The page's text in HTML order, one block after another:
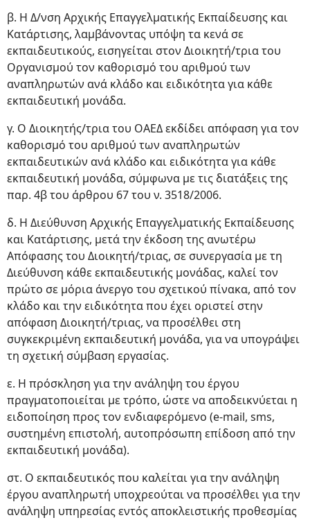
β. Η Δ/νση Αρχικής Επαγγελματικής Εκπαίδευσης και
Κατάρτισης, λαμβάνοντας υπόψη τα κενά σε
εκπαιδευτικούς, εισηγείται στον Διοικητή/τρια του
Οργανισμού τον καθορισμό του αριθμού των
αναπληρωτών ανά κλάδο και ειδικότητα για κάθε
εκπαιδευτική μονάδα.
γ. Ο Διοικητής/τρια του ΟΑΕΔ εκδίδει απόφαση για τον
καθορισμό του αριθμού των αναπληρωτών
εκπαιδευτικών ανά κλάδο και ειδικότητα για κάθε
εκπαιδευτική μονάδα, σύμφωνα με τις διατάξεις της
παρ. 4β του άρθρου 67 του ν. 3518/2006.
δ. Η Διεύθυνση Αρχικής Επαγγελματικής Εκπαίδευσης
και Κατάρτισης, μετά την έκδοση της ανωτέρω
Απόφασης του Διοικητή/τριας, σε συνεργασία με τη
Διεύθυνση κάθε εκπαιδευτικής μονάδας, καλεί τον
πρώτο σε μόρια άνεργο του σχετικού πίνακα, από τον
κλάδο και την ειδικότητα που έχει οριστεί στην
απόφαση Διοικητή/τριας, να προσέλθει στη
συγκεκριμένη εκπαιδευτική μονάδα, για να υπογράψει
τη σχετική σύμβαση εργασίας.
ε. Η πρόσκληση για την ανάληψη του έργου
πραγματοποιείται με τρόπο, ώστε να αποδεικνύεται η
ειδοποίηση προς τον ενδιαφερόμενο (e-mail, sms,
συστημένη επιστολή, αυτοπρόσωπη επίδοση από την
εκπαιδευτική μονάδα).
στ. Ο εκπαιδευτικός που καλείται για την ανάληψη
έργου αναπληρωτή υποχρεούται να προσέλθει για την
ανάληψη υπηρεσίας εντός αποκλειστικής προθεσμίας